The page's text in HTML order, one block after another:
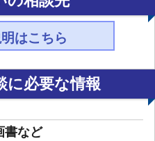
はこちら
に必要な情報
書など